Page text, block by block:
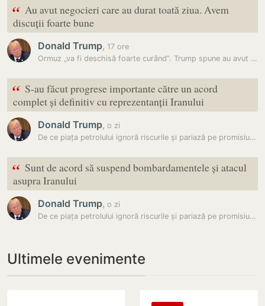
“ Au avut negocieri care au durat toată ziua. Avem
discuții foarte bune
Donald Trump, 17 ore
Ormuz „va fi deschisă foarte curând”. Trump spune au avut loc…
“ S-au făcut progrese importante către un acord
complet și definitiv cu reprezentanții Iranului
Donald Trump, o zi
De ce piața petrolului ignoră riscurile și pariază pe promisiunile lui…
“ Sunt de acord să suspend bombardamentele și atacul
asupra Iranului
Donald Trump, o zi
De ce piața petrolului ignoră riscurile și pariază pe promisiunile lui…
Ultimele evenimente